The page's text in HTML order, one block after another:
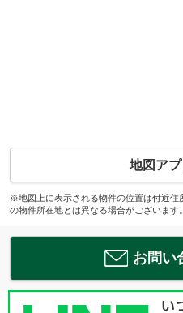
地図アプ
※地図上に表示される物件の位置は付近住
の物件所在地とは異なる場合がございます。
お問い